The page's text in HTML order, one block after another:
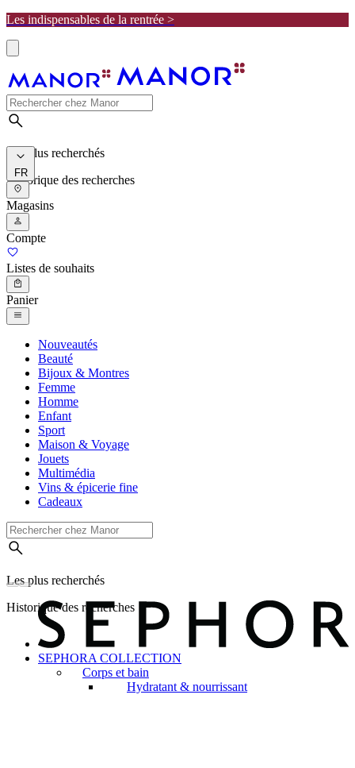
Les indispensables de la rentrée >
Les plus recherchés
Historique des recherches
FR
Magasins
Compte
Listes de souhaits
Panier
Nouveautés
Beauté
Bijoux & Montres
Femme
Homme
Enfant
Sport
Maison & Voyage
Jouets
Multimédia
Vins & épicerie fine
Cadeaux
Les plus recherchés
Historique des recherches
SEPHORA COLLECTION
Corps et bain
Hydratant & nourrissant